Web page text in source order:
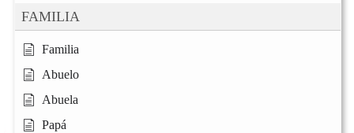
FAMILIA
Familia
Abuelo
Abuela
Papá